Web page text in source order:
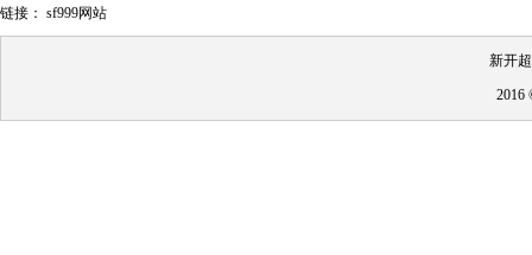
链接： sf999网站
新开
2016